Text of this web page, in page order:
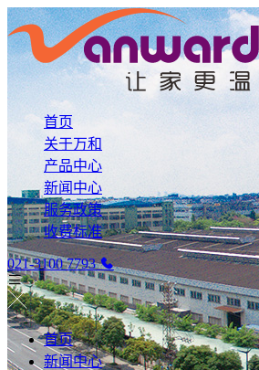
首页
关于万和
产品中心
新闻中心
服务政策
收费标准
021-3100 7793
首页
新闻中心